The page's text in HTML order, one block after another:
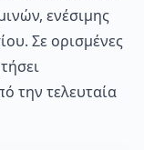
ενέσιμης
Σε ορισμένες
την τελευταία